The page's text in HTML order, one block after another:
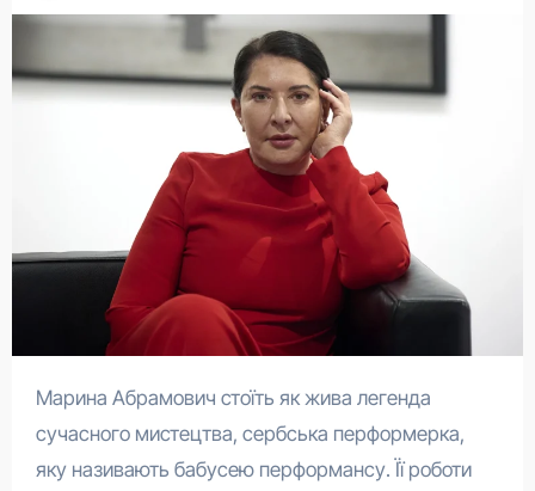
Марина Абрамович стоїть як жива легенда
сучасного мистецтва, сербська перформерка,
яку називають бабусею перформансу. Її роботи